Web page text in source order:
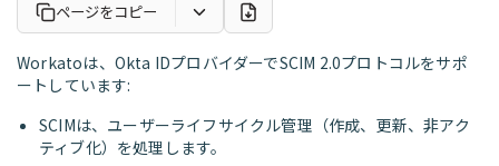
ページをコピー
Workatoは、Okta IDプロバイダーでSCIM 2.0プロトコルをサポ
ートしています:
SCIMは、ユーザーライフサイクル管理（作成、更新、非アク
ティブ化）を処理します。